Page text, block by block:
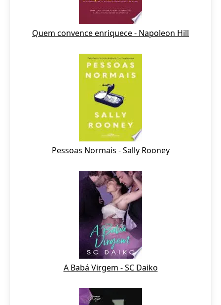
Quem convence enriquece - Napoleon Hill
Pessoas Normais - Sally Rooney
A Babá Virgem - SC Daiko